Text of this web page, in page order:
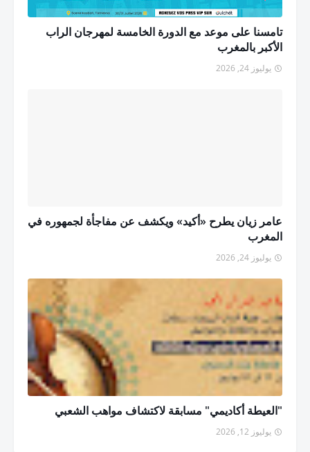
تامسنا على موعد مع الدورة الخامسة لمهرجان الراب
الأكبر بالمغرب
يوليوز 24, 2026
عامر زيان يطرح «أكيد» ويكشف عن مفاجأة لجمهوره في
المغرب
يوليوز 24, 2026
"العيطة أكاديمي" مسابقة لاكتشاف مواهب الشعبي
يوليوز 12, 2026